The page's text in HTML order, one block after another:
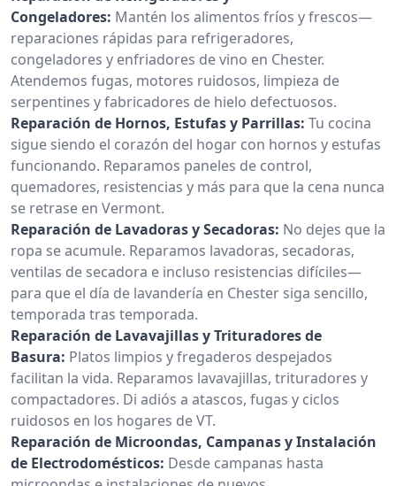
Congeladores: Mantén los alimentos fríos y frescos—
reparaciones rápidas para refrigeradores,
congeladores y enfriadores de vino en Chester.
Atendemos fugas, motores ruidosos, limpieza de
serpentines y fabricadores de hielo defectuosos.
Reparación de Hornos, Estufas y Parrillas: Tu cocina
sigue siendo el corazón del hogar con hornos y estufas
funcionando. Reparamos paneles de control,
quemadores, resistencias y más para que la cena nunca
se retrase en Vermont.
Reparación de Lavadoras y Secadoras: No dejes que la
ropa se acumule. Reparamos lavadoras, secadoras,
ventilas de secadora e incluso resistencias difíciles—
para que el día de lavandería en Chester siga sencillo,
temporada tras temporada.
Reparación de Lavavajillas y Trituradores de
Basura: Platos limpios y fregaderos despejados
facilitan la vida. Reparamos lavavajillas, trituradores y
compactadores. Di adiós a atascos, fugas y ciclos
ruidosos en los hogares de VT.
Reparación de Microondas, Campanas y Instalación
de Electrodomésticos: Desde campanas hasta